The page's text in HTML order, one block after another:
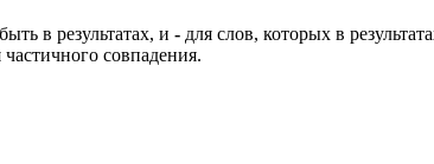
в результатах, и - для слов, которых в
совпадения.